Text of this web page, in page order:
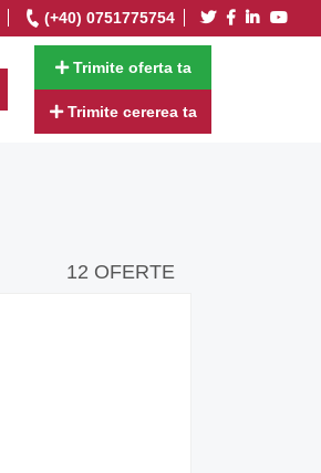
(+40) 0751775754
Trimite oferta ta
Trimite cererea ta
12 OFERTE